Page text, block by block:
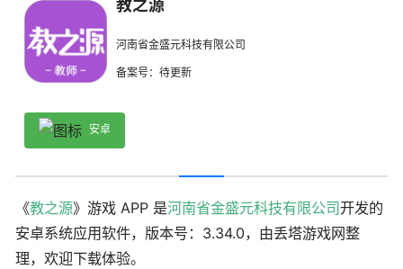
教之源
河南省金盛元科技有限公司
备案号：待更新
安卓
《教之源》游戏 APP 是河南省金盛元科技有限公司开发的
安卓系统应用软件，版本号：3.34.0，由丢塔游戏网整
理，欢迎下载体验。